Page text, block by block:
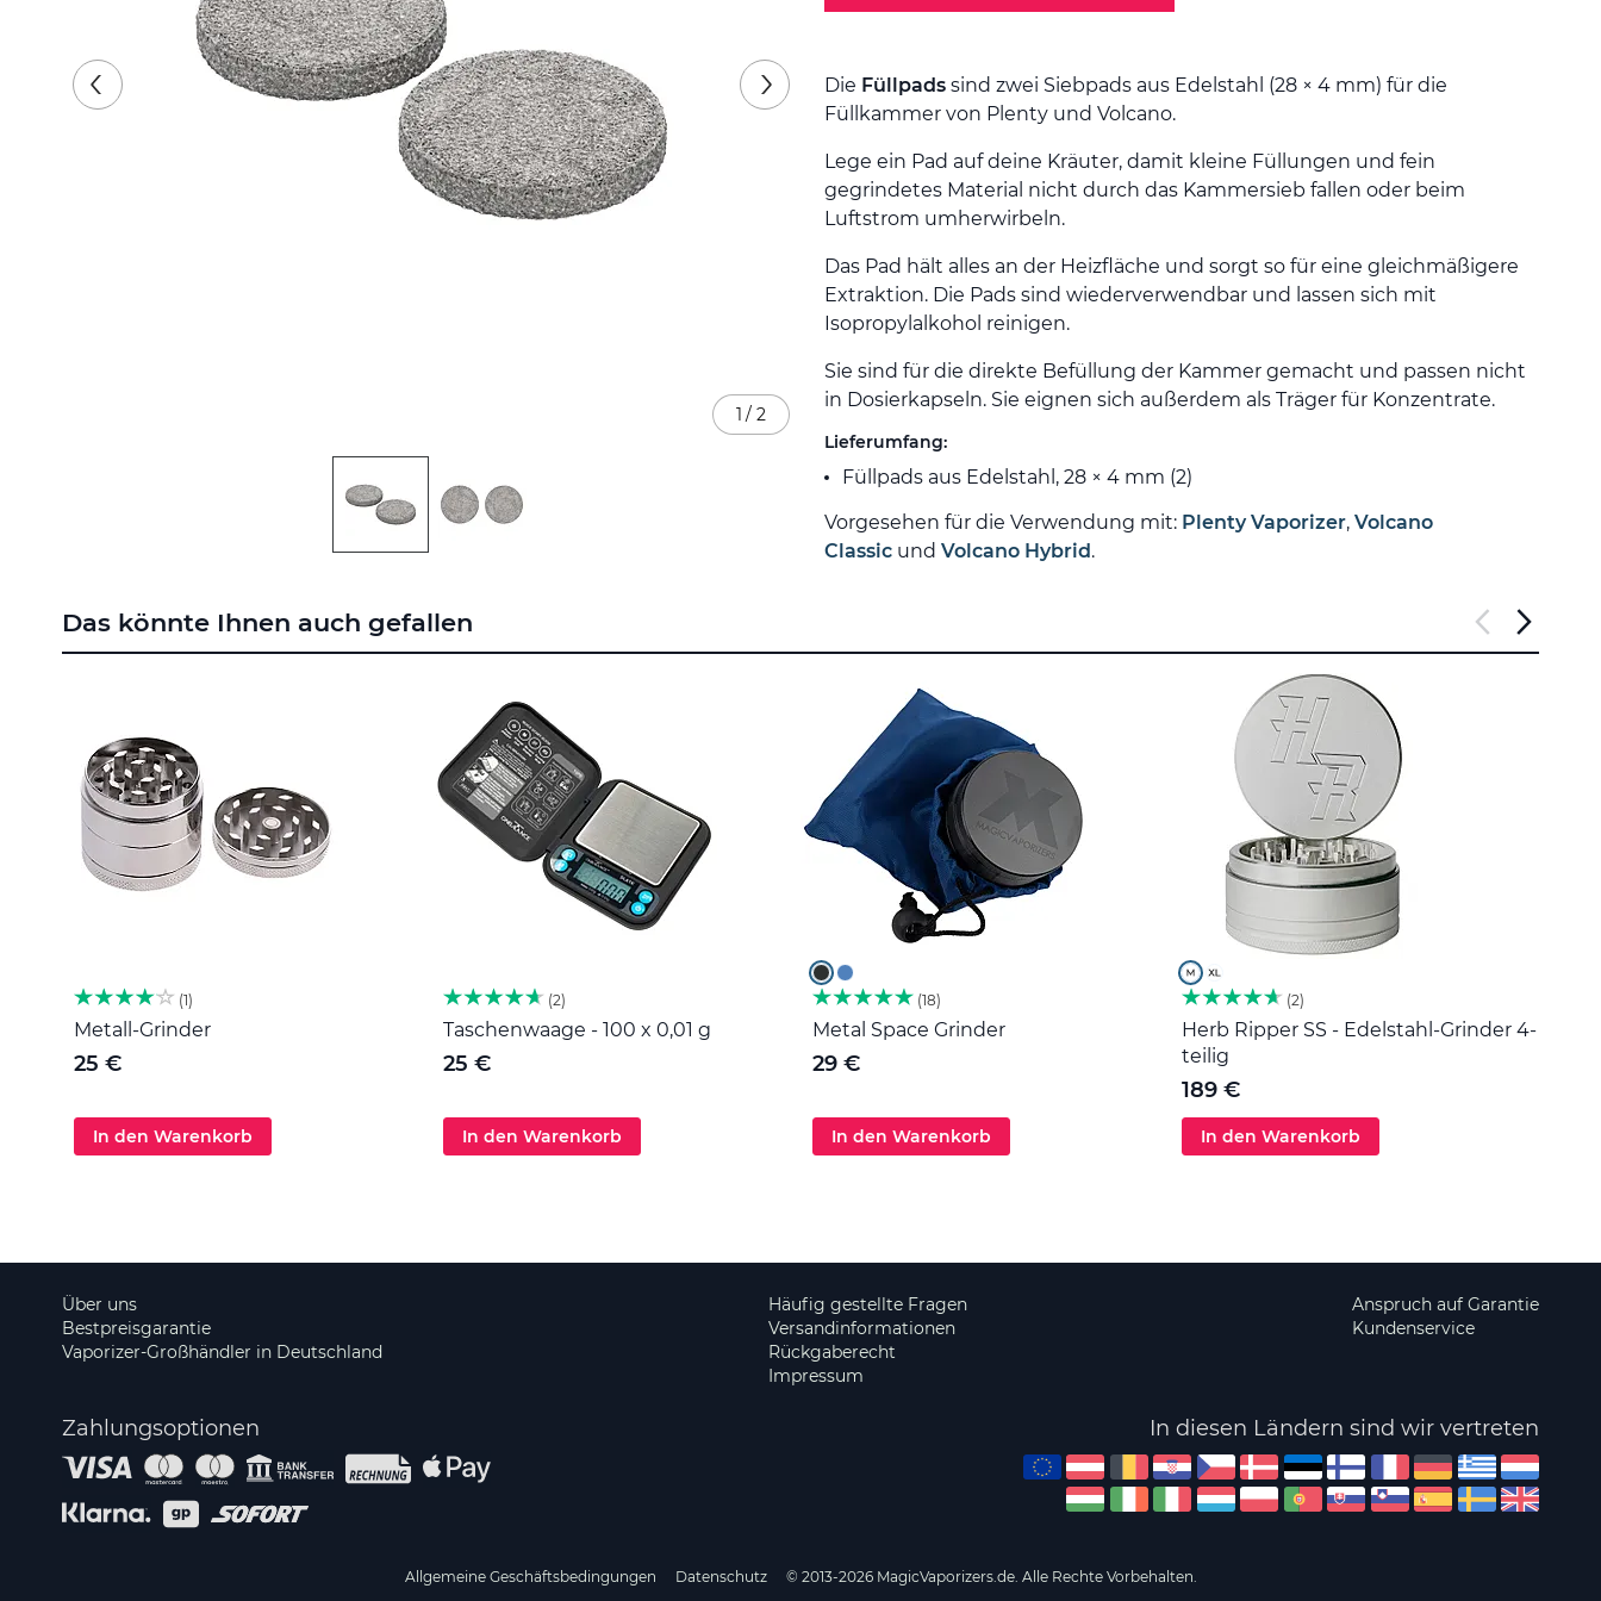
Die Füllpads sind zwei Siebpads aus Edelstahl (28 × 4 mm) für die
Füllkammer von Plenty und Volcano.
Lege ein Pad auf deine Kräuter, damit kleine Füllungen und fein
gegrindetes Material nicht durch das Kammersieb fallen oder beim
Luftstrom umherwirbeln.
Das Pad hält alles an der Heizfläche und sorgt so für eine gleichmäßigere
Extraktion. Die Pads sind wiederverwendbar und lassen sich mit
Isopropylalkohol reinigen.
Sie sind für die direkte Befüllung der Kammer gemacht und passen nicht
in Dosierkapseln. Sie eignen sich außerdem als Träger für Konzentrate.
Lieferumfang:
Füllpads aus Edelstahl, 28 × 4 mm (2)
Vorgesehen für die Verwendung mit: Plenty Vaporizer, Volcano
Classic und Volcano Hybrid .
1 / 2
der
Bildgalerie
springen
Das könnte Ihnen auch gefallen
1
Metall-Grinder
25 €
In den Warenkorb
2
Taschenwaage - 100 x 0,01 g
25 €
In den Warenkorb
18
Metal Space Grinder
29 €
In den Warenkorb
2
Herb Ripper SS - Edelstahl-Grinder 4-
teilig
189 €
In den Warenkorb
Über uns
Bestpreisgarantie
Vaporizer-Großhändler in Deutschland
Häufig gestellte Fragen
Versandinformationen
Rückgaberecht
Impressum
Anspruch auf Garantie
Kundenservice
Zahlungsoptionen In diesen Ländern sind wir vertreten
Allgemeine Geschäftsbedingungen Datenschutz © 2013-2026 MagicVaporizers.de. Alle Rechte Vorbehalten.